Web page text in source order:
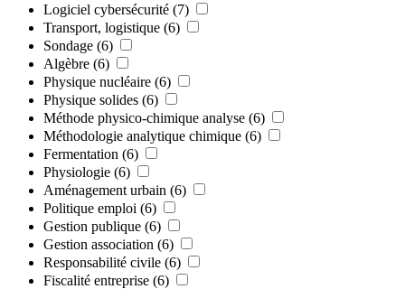
Logiciel cybersécurité (7)
Transport, logistique (6)
Sondage (6)
Algèbre (6)
Physique nucléaire (6)
Physique solides (6)
Méthode physico-chimique analyse (6)
Méthodologie analytique chimique (6)
Fermentation (6)
Physiologie (6)
Aménagement urbain (6)
Politique emploi (6)
Gestion publique (6)
Gestion association (6)
Responsabilité civile (6)
Fiscalité entreprise (6)